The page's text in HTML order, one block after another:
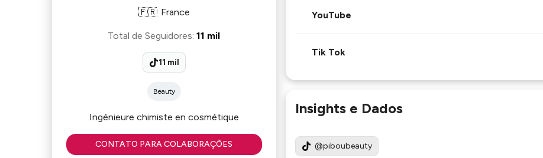
🇫🇷 France
Total de Seguidores: 11 mil
11 mil
Beauty
Ingénieure chimiste en cosmétique
CONTATO PARA COLABORAÇÕES
YouTube
Tik Tok
Insights e Dados
@piboubeauty